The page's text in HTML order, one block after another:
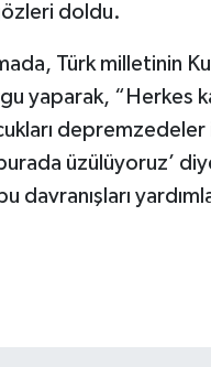
doldu.
Türk milletinin
yaparak, “Herkes
depremzedeler
üzülüyoruz’
davranışları